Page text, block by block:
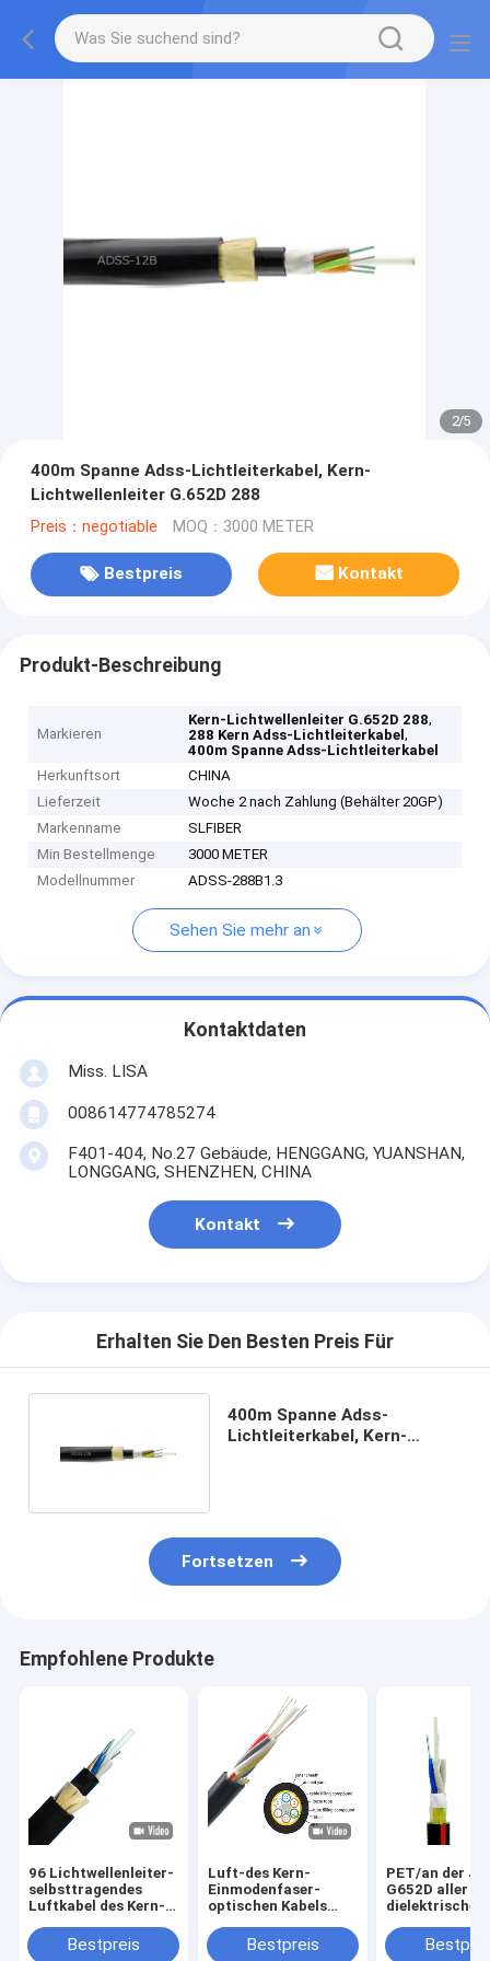
2/5
400m Spanne Adss-Lichtleiterkabel, Kern-
Lichtwellenleiter G.652D 288
Preis：negotiable MOQ：3000 METER
Bestpreis Kontakt
Produkt-Beschreibung
Markieren
Kern-Lichtwellenleiter G.652D 288,
288 Kern Adss-Lichtleiterkabel,
400m Spanne Adss-Lichtleiterkabel
Herkunftsort
CHINA
Lieferzeit
Woche 2 nach Zahlung (Behälter 20GP)
Markenname
SLFIBER
Min Bestellmenge
3000 METER
Modellnummer
ADSS-288B1.3
Sehen Sie mehr an
Kontaktdaten
Miss. LISA
008614774785274
F401-404, No.27 Gebäude, HENGGANG, YUANSHAN,
LONGGANG, SHENZHEN, CHINA
Kontakt
Erhalten Sie Den Besten Preis Für
400m Spanne Adss-
Lichtleiterkabel, Kern-
Fortsetzen
Empfohlene Produkte
96 Lichtwellenleiter-
selbsttragendes
Luftkabel des Kern-
SpanneBestpreis
Luft-des Kern-
Einmodenfaser-
optischen Kabels
Glasfaser-
Kabel/ADSS
Bestpreis
PET/an der
G652D aller
dielektrische
48core